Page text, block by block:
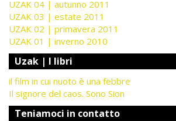
UZAK 04 | autunno 2011
UZAK 03 | estate 2011
UZAK 02 | primavera 2011
UZAK 01 | inverno 2010
Uzak | I libri
il film in cui nuoto è una febbre
Il signore del caos. Sono Sion
Teniamoci in contatto